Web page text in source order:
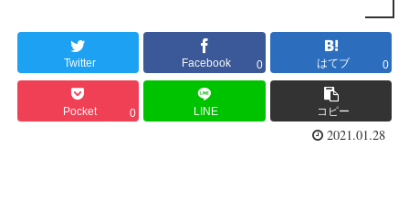
Twitter Facebook 0 はてブ 0
Pocket 0 LINE コピー
2021.01.28